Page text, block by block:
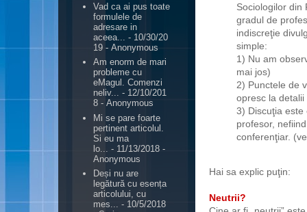
Sociologilor din
gradul de
indiscreţie
simple:
1) Nu am
mai jos)
2) Punctele de
opresc la
3) Discuţia
profesor,
conferenţiar.
Hai sa explic puţin:
Neutrii?
Vad ca ai pus toate
formulele de
adresare in
aceea...
- 10/30/20
19 - Anonymous
Am enorm de mari
probleme cu
eMagul. Comenzi
neliv... - 12/10/201
8 - Anonymous
Mi se pare foarte
pertinent articolul.
Si eu ma
lo...
- 11/13/2018 -
Anonymous
Deși nu are
legătură cu esența
articolului, cu
mes... - 10/5/2018